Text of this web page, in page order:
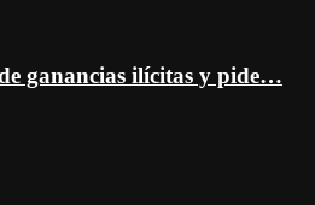
ganancias ilícitas y pide…